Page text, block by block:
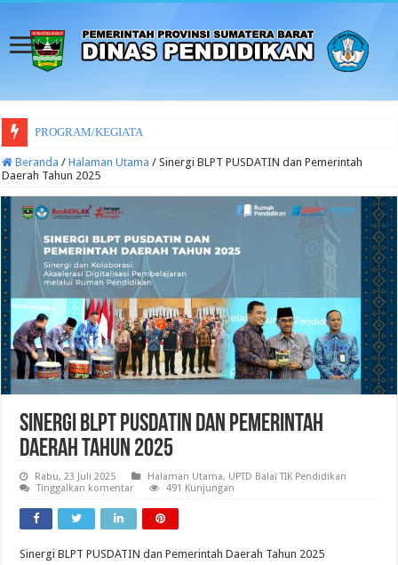
PROGRAM/KEGIATAN DINAS PENDIDIKAN
Beranda / Halaman Utama / Sinergi BLPT PUSDATIN dan Pemerintah
Daerah Tahun 2025
Sinergi BLPT PUSDATIN dan Pemerintah
Daerah Tahun 2025
Rabu, 23 Juli 2025 Halaman Utama, UPTD Balai TIK Pendidikan
Tinggalkan komentar
491 Kunjungan
Sinergi BLPT PUSDATIN dan Pemerintah Daerah Tahun 2025